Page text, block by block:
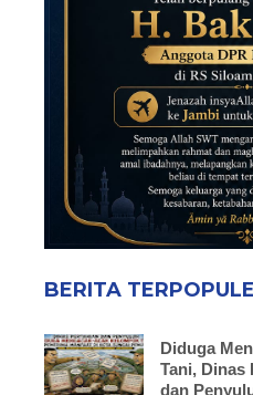
BERITA
Diduga
Tani, Dinas
dan